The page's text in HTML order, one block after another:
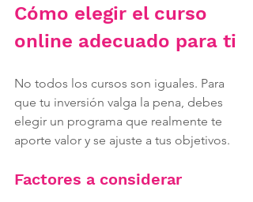
Cómo elegir el curso
online adecuado para ti
No todos los cursos son iguales. Para
que tu inversión valga la pena, debes
elegir un programa que realmente te
aporte valor y se ajuste a tus objetivos.
Factores a considerar